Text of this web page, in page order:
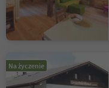
Na życzenie